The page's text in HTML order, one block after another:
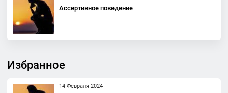
Ассертивное поведение
Избранное
14 Февраля 2024